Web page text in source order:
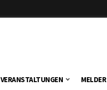
VERANSTALTUNGEN MELDER